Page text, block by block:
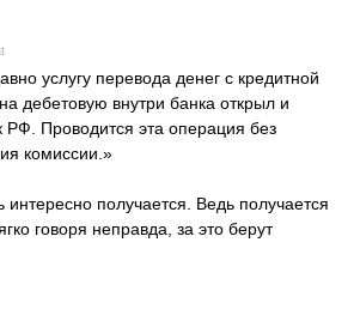
услугу перевода денег с кредитной
дебетовую внутри банка открыл и
РФ. Проводится эта операция без
комиссии.»
интересно получается. Ведь получается
говоря неправда, за это берут